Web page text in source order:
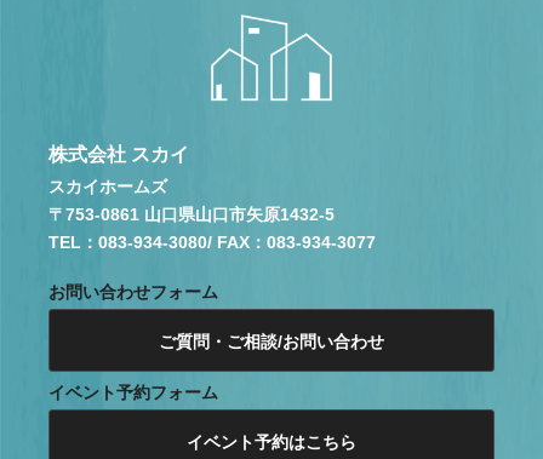
株式会社 スカイ
スカイホームズ
〒753-0861 山口県山口市矢原1432-5
TEL：083-934-3080/ FAX：083-934-3077
お問い合わせフォーム
ご質問・ご相談/お問い合わせ
イベント予約フォーム
イベント予約はこちら